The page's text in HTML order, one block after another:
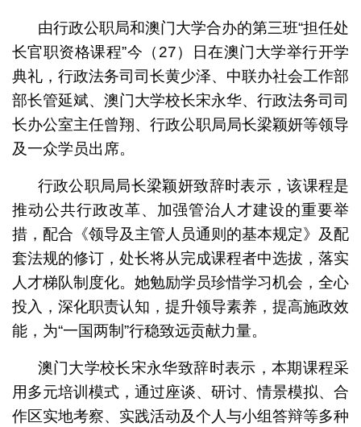
由行政公职局和澳门大学合办的第三班“担任处
长官职资格课程”今（27）日在澳门大学举行开学
典礼，行政法务司司长黄少泽、中联办社会工作部
部长管延斌、澳门大学校长宋永华、行政法务司司
长办公室主任曾翔、行政公职局局长梁颖妍等领导
及一众学员出席。
行政公职局局长梁颖妍致辞时表示，该课程是
推动公共行政改革、加强管治人才建设的重要举
措，配合《领导及主管人员通则的基本规定》及配
套法规的修订，处长将从完成课程者中选拔，落实
人才梯队制度化。她勉励学员珍惜学习机会，全心
投入，深化职责认知，提升领导素养，提高施政效
能，为“一国两制”行稳致远贡献力量。
澳门大学校长宋永华致辞时表示，本期课程采
用多元培训模式，通过座谈、研讨、情景模拟、合
作区实地考察、实践活动及个人与小组答辩等多种